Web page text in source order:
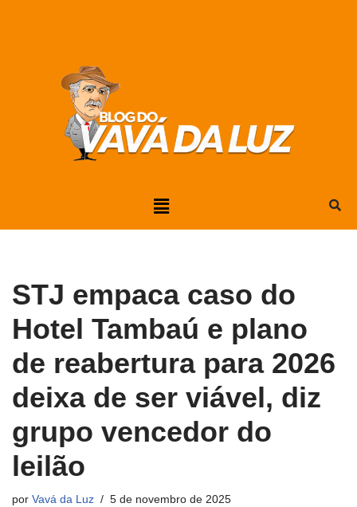
STJ empaca caso do
Hotel Tambaú e plano
de reabertura para 2026
deixa de ser viável, diz
grupo vencedor do
leilão
por Vavá da Luz 5 de novembro de 2025